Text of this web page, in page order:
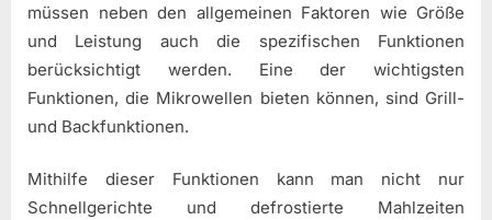
müssen neben den allgemeinen Faktoren wie Größe
und Leistung auch die spezifischen Funktionen
berücksichtigt werden. Eine der wichtigsten
Funktionen, die Mikrowellen bieten können, sind Grill-
und Backfunktionen.
Mithilfe dieser Funktionen kann man nicht nur
Schnellgerichte und defrostierte Mahlzeiten